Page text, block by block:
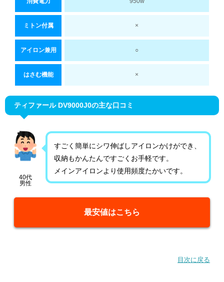
ミトン付属 ×
アイロン兼用 ○
はさむ機能 ×
ティファール DV9000J0の主な口コミ
40代
男性
すごく簡単にシワ伸ばしアイロンかけができ、
収納もかんたんですごくお手軽です。
メインアイロンより使用頻度たかいです。
最安値はこちら
目次に戻る